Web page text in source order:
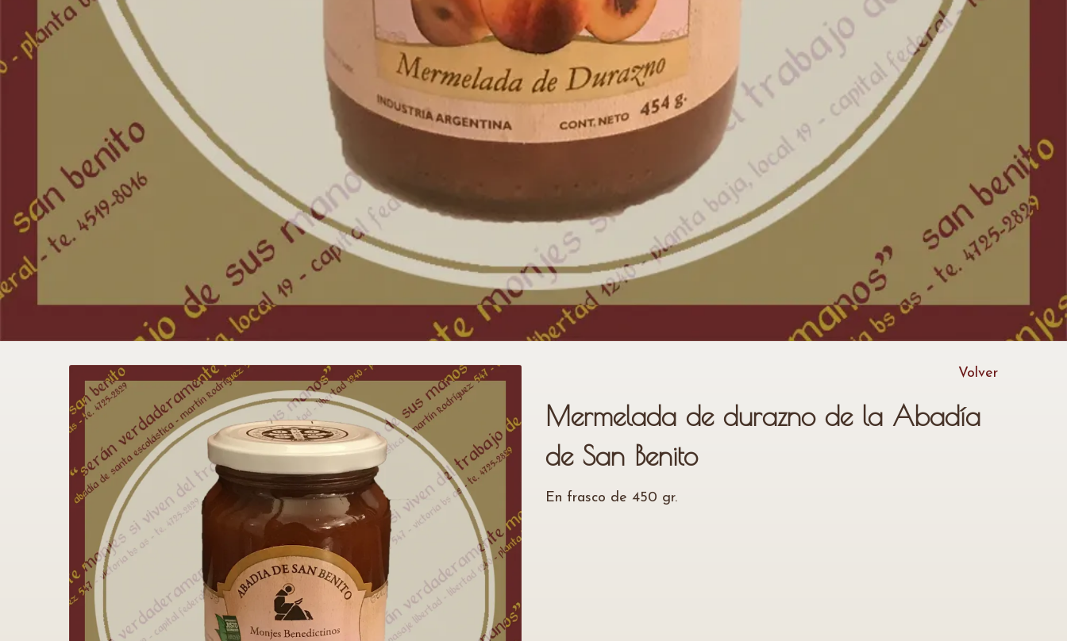
Volver
Mermelada de durazno de la Abadía
de San Benito
En frasco de 450 gr.